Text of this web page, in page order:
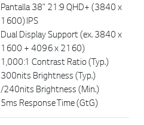
Pantalla 38" 21:9 QHD+ (3840 x
1600) IPS
Dual Display Support (ex. 3840 x
1600 + 4096 x 2160)
1,000:1 Contrast Ratio (Typ.)
300nits Brightness (Typ.)
/240nits Brightness (Min.)
5ms Response Time (GtG)